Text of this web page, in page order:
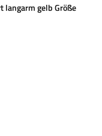
langarm gelb Größe